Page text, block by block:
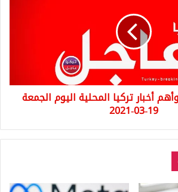
أخبار تركيا المحلية اليوم الجمعة
19-03-2021